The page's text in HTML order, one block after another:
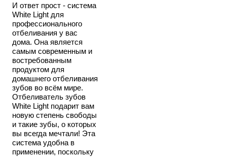
И ответ прост - система
White Light для
профессионального
отбеливания у вас
дома. Она является
самым современным и
востребованным
продуктом для
домашнего отбеливания
зубов во всём мире.
Отбеливатель зубов
White Light подарит вам
новую степень свободы
и такие зубы, о которых
вы всегда мечтали! Эта
система удобна в
применении, поскольку